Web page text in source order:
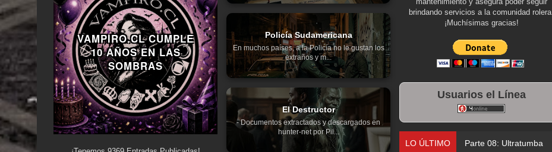
VAMPIRO.CL CUMPLE
10 AÑOS EN LAS
SOMBRAS
Policía Sudamericana
En muchos países, a la Policía no le gustan los
extraños y m...
El Destructor
- Documentos extractados y descargados en
hunter-net por Pil...
brindando servicios a la comunidad rolera.
¡Muchísimas gracias!
Usuarios el Línea
LO ÚLTIMO Parte 08: Ultratumba